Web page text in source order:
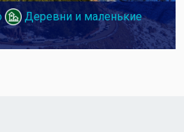
Деревни и маленькие